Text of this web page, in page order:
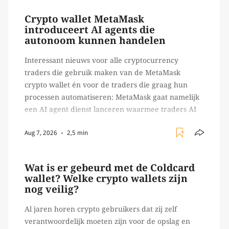
Crypto wallet MetaMask
introduceert AI agents die
autonoom kunnen handelen
Interessant nieuws voor alle cryptocurrency
traders die gebruik maken van de MetaMask
crypto wallet én voor de traders die graag hun
processen automatiseren: MetaMask gaat namelijk
een AI agent dienst lanceren waarmee traders AI
verrichten, zoals het daadwerkelijk uitvoeren van
Aug 7, 2026 2,5 min
Wat is er gebeurd met de Coldcard
wallet? Welke crypto wallets zijn
nog veilig?
Al jaren horen crypto gebruikers dat zij zelf
verantwoordelijk moeten zijn voor de opslag en